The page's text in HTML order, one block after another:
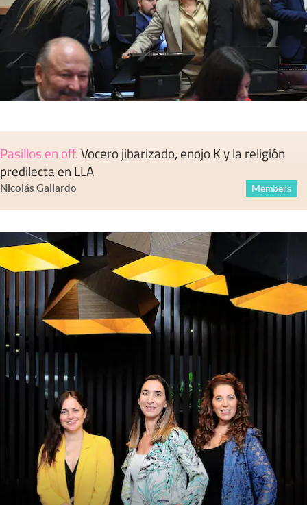
Pasillos en off.Vocero jibarizado, enojo K y la religión
predilecta en LLA
Nicolás Gallardo Members